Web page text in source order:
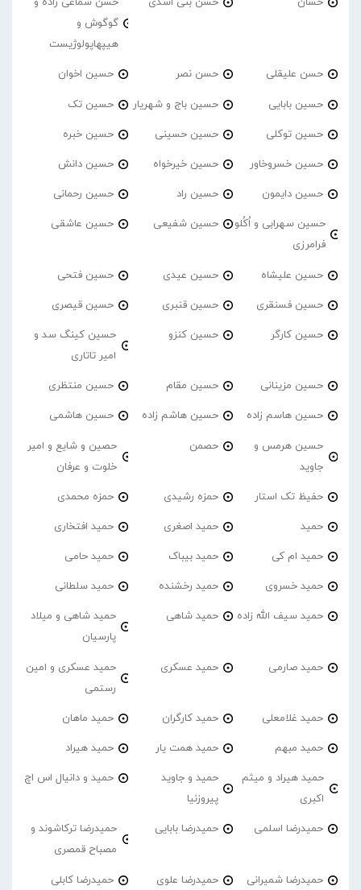
گوگوش و
هیپهاپولوژیست
حسن علیقلی حسن نصر حسین اخوان
حسین بابایی حسین باج و شهریار حسین تک
حسین توکلی حسین حسینی حسین خبره
حسین خسروخاور حسین خیرخواه حسین دانش
حسین دایمون حسین راد حسین رحمانی
حسین سهرابی و اُکُلو
فرامرزی
حسین شفیعی حسین عاشقی
حسین علیشاه حسین عیدی حسین فتحی
حسین فسنقری حسین قنبری حسین قیصری
حسین کارگر حسین کنزو
حسین کینگ سد و
امیر تاتاری
حسین مزینانی حسین مقام حسین منتظری
حسین هاسم زاده حسین هاشم زاده حسین هاشمی
حسین هرمس و
جاوید
حصمن
حصین و شایع و امیر
خلوت و عرفان
حفیظ تک استار حمزه رشیدی حمزه محمدی
حمید حمید اصغری حمید افتخاری
حمید ام کی حمید بیباک حمید حامی
حمید خسروی حمید رخشنده حمید سلطانی
حمید سیف الله زاده حمید شاهی
حمید شاهی و میلاد
پارسیان
حمید صارمی حمید عسکری
حمید عسکری و امین
رستمی
حمید غلامعلی حمید کارگران حمید ماهان
حمید مبهم حمید همت یار حمید هیراد
حمید هیراد و میثم
اکبری
حمید و جاوید
پیروزنیا
حمید و دانیال اس اچ
حمیدرضا اسلمی حمیدرضا بابایی
حمیدرضا ترکاشوند و
مصباح قمصری
حمیدرضا شمیرانی حمیدرضا علوی حمیدرضا کابلی